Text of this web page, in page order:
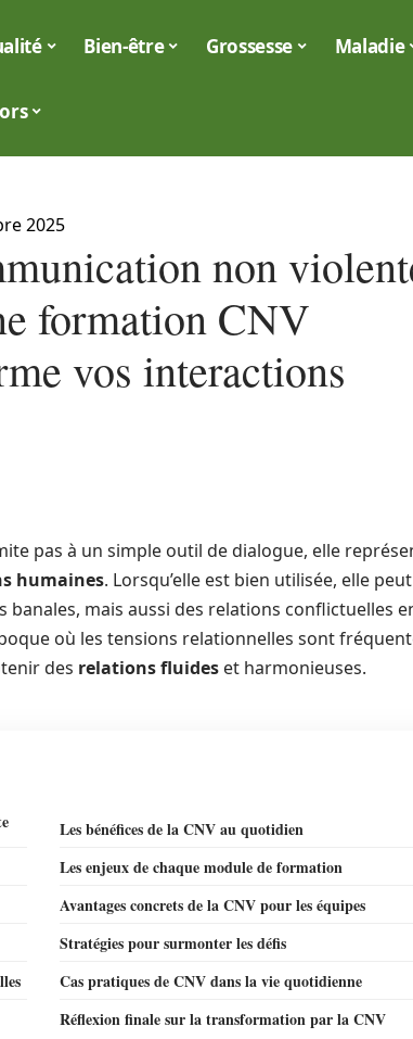
Bien-être Grossesse Maladie
2025
non
formation CNV
vos interactions
pas à un simple outil de dialogue, elle
humaines. Lorsqu’elle est bien utilisée, elle peut
mais aussi des relations conflictuelles
où les tensions relationnelles sont
des relations fluides et harmonieuses.
Les bénéfices de la CNV au quotidien
Les enjeux de chaque module de formation
Avantages concrets de la CNV pour les équipes
Stratégies pour surmonter les défis
Cas pratiques de CNV dans la vie quotidienne
Réflexion finale sur la transformation par la CNV